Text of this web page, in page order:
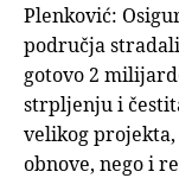
Plenković:
područja
gotovo 2
strpljenju i
velikog
obnove, nego i